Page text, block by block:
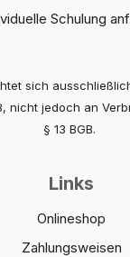
Schulung
sich
nicht jedoch an
§ 13 BGB.
Links
Onlineshop
Zahlungsweisen